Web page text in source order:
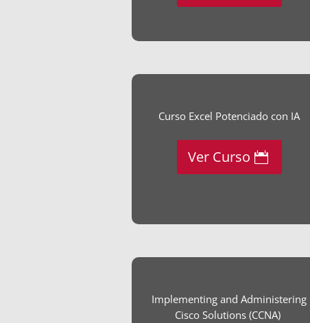
Curso Excel Potenciado con IA
Ver Curso
Implementing and Administering
Cisco Solutions (CCNA)